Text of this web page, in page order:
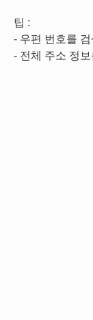
팁 :
- 우편 번호를
- 전체 주소 정